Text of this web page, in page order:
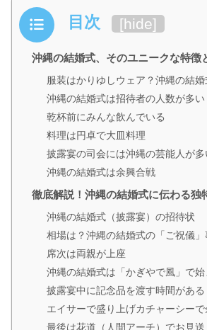
目次 [hide]
沖縄の結婚式、そのユニークな特徴
服装はかりゆしウェア？沖縄の結
沖縄の結婚式は招待者の人数が多い
乾杯前にみんな飲んでいる
料理は円卓で大皿料理
披露宴の司会には沖縄の芸能人が多
沖縄の結婚式は余興合戦
徹底解説！沖縄の結婚式に伝わる独
沖縄の結婚式（披露宴）の招待状
相場は？沖縄の結婚式の「ご祝儀」
席次は両親が上座
沖縄の結婚式は「かぎやで風」で始
披露宴中に記念品を渡す時間がある
エイサーで盛り上げカチャーシー
最後は花道（人間アーチ）でお見送